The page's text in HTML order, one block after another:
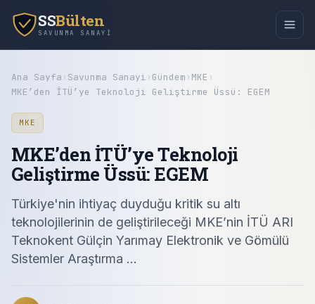
SSBülten
SAVUNMA SANAYI
Ana Sayfa› Savunma Sanayi› Gündem› MKE ›
MKE’den İTÜ’ye Teknoloji Geliştirme Üssü: EGEM
MKE
MKE’den İTÜ’ye Teknoloji
Geliştirme Üssü: EGEM
Türkiye'nin ihtiyaç duyduğu kritik su altı
teknolojilerinin de geliştirileceği MKE’nin İTÜ ARI
Teknokent Gülçin Yarımay Elektronik ve Gömülü
Sistemler Araştırma ...